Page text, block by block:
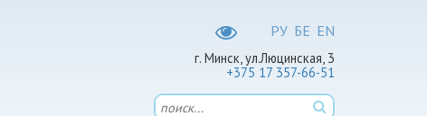
РУ БЕ EN
г. Минск, ул.Люцинская, 3
+375 17 357-66-51